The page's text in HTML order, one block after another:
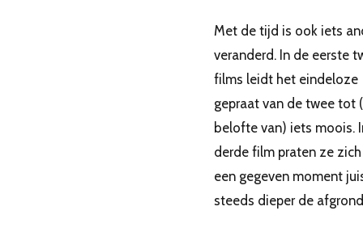
Met de tijd is ook iets
veranderd. In de eerste
films leidt het eindeloze
gepraat van de twee tot
belofte van) iets moois.
derde film praten ze
een gegeven moment
steeds dieper de